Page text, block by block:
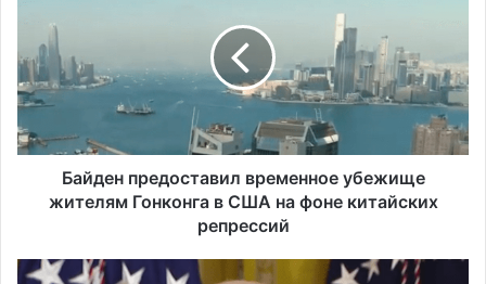
е
н
п
р
е
а
Байден предоставил временное убежище
жителям Гонконга в США на фоне китайских
репрессий
Б